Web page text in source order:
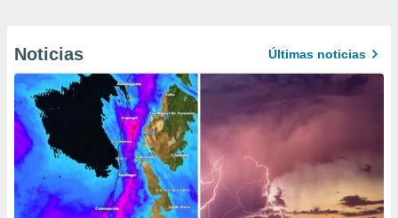
Noticias Últimas noticias